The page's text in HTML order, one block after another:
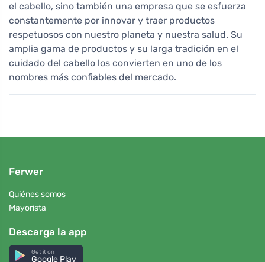
el cabello, sino también una empresa que se esfuerza
constantemente por innovar y traer productos
respetuosos con nuestro planeta y nuestra salud. Su
amplia gama de productos y su larga tradición en el
cuidado del cabello los convierten en uno de los
nombres más confiables del mercado.
Ferwer
Quiénes somos
Mayorista
Descarga la app
Get it on
Google Play